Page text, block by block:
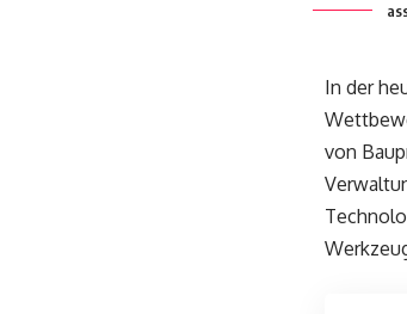
In der
von